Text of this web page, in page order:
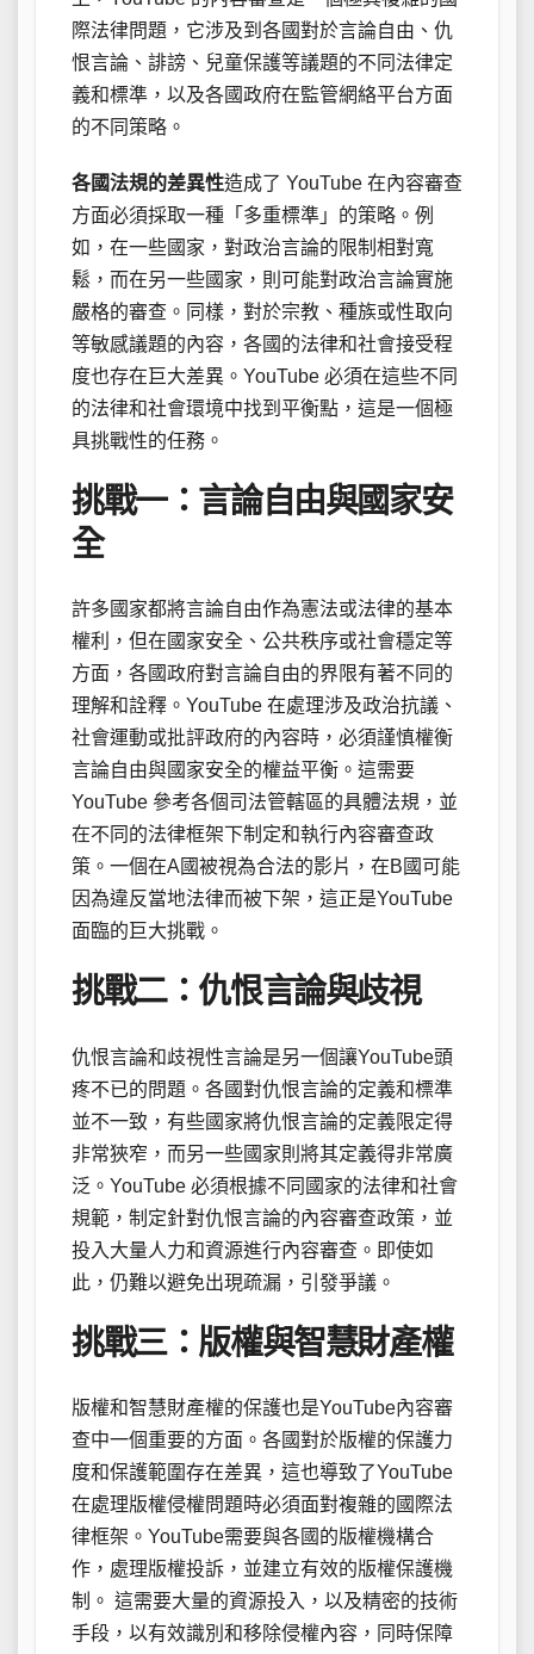
際法律問題，它涉及到各國對於言論自由、仇
恨言論、誹謗、兒童保護等議題的不同法律定
義和標準，以及各國政府在監管網絡平台方面
的不同策略。
各國法規的差異性造成了 YouTube 在內容審查
方面必須採取一種「多重標準」的策略。例
如，在一些國家，對政治言論的限制相對寬
鬆，而在另一些國家，則可能對政治言論實施
嚴格的審查。同樣，對於宗教、種族或性取向
等敏感議題的內容，各國的法律和社會接受程
度也存在巨大差異。YouTube 必須在這些不同
的法律和社會環境中找到平衡點，這是一個極
具挑戰性的任務。
挑戰一：言論自由與國家安
全
許多國家都將言論自由作為憲法或法律的基本
權利，但在國家安全、公共秩序或社會穩定等
方面，各國政府對言論自由的界限有著不同的
理解和詮釋。YouTube 在處理涉及政治抗議、
社會運動或批評政府的內容時，必須謹慎權衡
言論自由與國家安全的權益平衡。這需要
YouTube 參考各個司法管轄區的具體法規，並
在不同的法律框架下制定和執行內容審查政
策。一個在A國被視為合法的影片，在B國可能
因為違反當地法律而被下架，這正是YouTube
面臨的巨大挑戰。
挑戰二：仇恨言論與歧視
仇恨言論和歧視性言論是另一個讓YouTube頭
疼不已的問題。各國對仇恨言論的定義和標準
並不一致，有些國家將仇恨言論的定義限定得
非常狹窄，而另一些國家則將其定義得非常廣
泛。YouTube 必須根據不同國家的法律和社會
規範，制定針對仇恨言論的內容審查政策，並
投入大量人力和資源進行內容審查。即使如
此，仍難以避免出現疏漏，引發爭議。
挑戰三：版權與智慧財產權
版權和智慧財產權的保護也是YouTube內容審
查中一個重要的方面。各國對於版權的保護力
度和保護範圍存在差異，這也導致了YouTube
在處理版權侵權問題時必須面對複雜的國際法
律框架。YouTube需要與各國的版權機構合
作，處理版權投訴，並建立有效的版權保護機
制。 這需要大量的資源投入，以及精密的技術
手段，以有效識別和移除侵權內容，同時保障